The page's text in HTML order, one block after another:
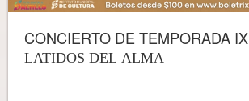
CONCIERTO DE TEMPORADA IX
LATIDOS DEL ALMA